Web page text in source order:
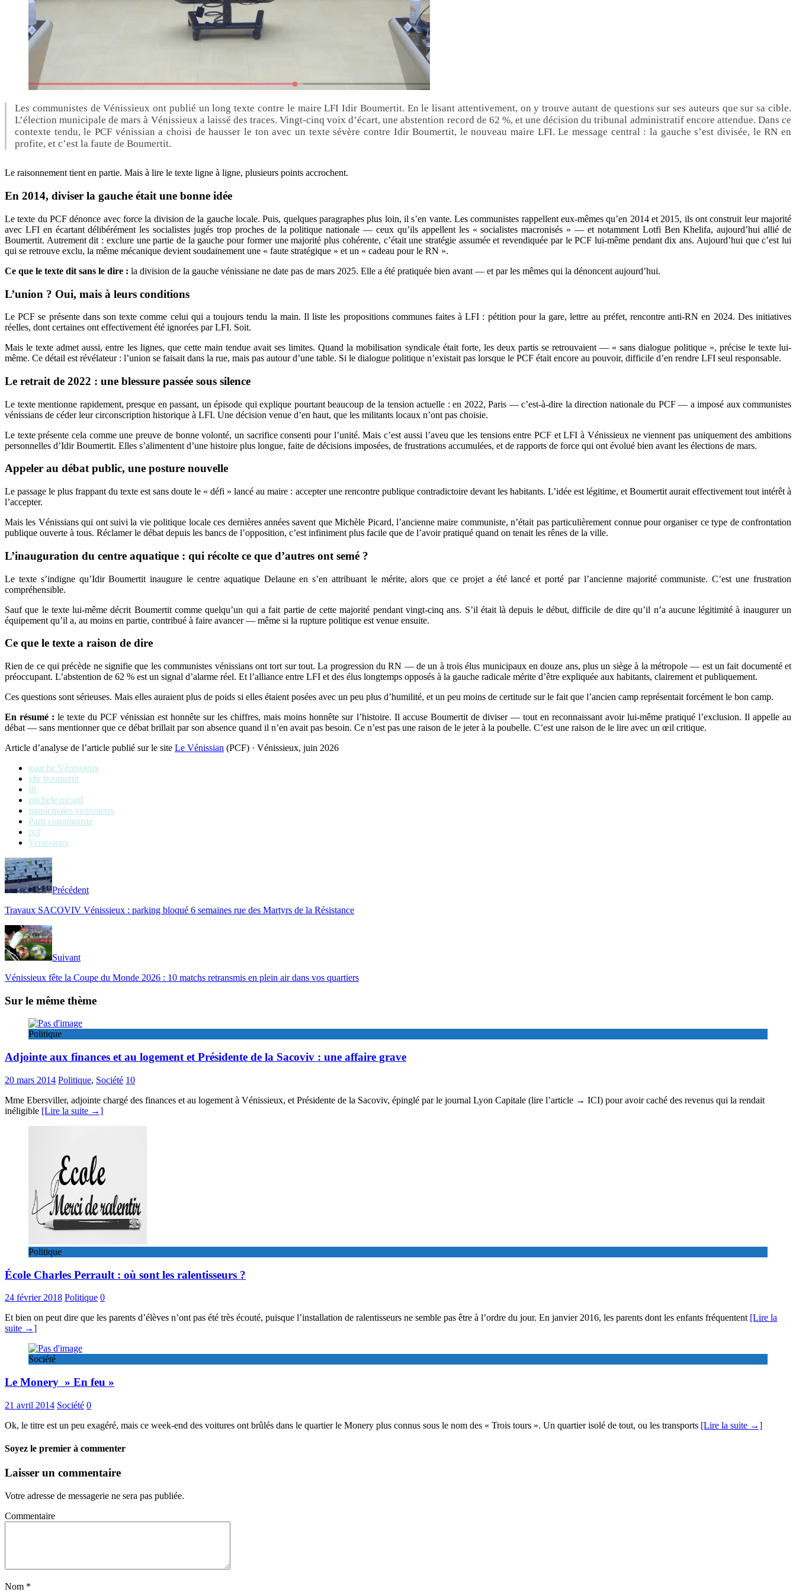
Les communistes de Vénissieux ont publié un long texte contre le maire LFI Idir Boumertit. En le lisant attentivement, on y trouve autant de questions sur ses auteurs que sur sa cible.
L’élection municipale de mars à Vénissieux a laissé des traces. Vingt-cinq voix d’écart, une abstention record de 62 %, et une décision du tribunal administratif encore attendue. Dans ce
contexte tendu, le PCF vénissian a choisi de hausser le ton avec un texte sévère contre Idir Boumertit, le nouveau maire LFI. Le message central : la gauche s’est divisée, le RN en
profite, et c’est la faute de Boumertit.
Le raisonnement tient en partie. Mais à lire le texte ligne à ligne, plusieurs points accrochent.
En 2014, diviser la gauche était une bonne idée
Le texte du PCF dénonce avec force la division de la gauche locale. Puis, quelques paragraphes plus loin, il s’en vante. Les communistes rappellent eux-mêmes qu’en 2014 et 2015, ils ont construit leur majorité
avec LFI en écartant délibérément les socialistes jugés trop proches de la politique nationale — ceux qu’ils appellent les « socialistes macronisés » — et notamment Lotfi Ben Khelifa, aujourd’hui allié de
Boumertit. Autrement dit : exclure une partie de la gauche pour former une majorité plus cohérente, c’était une stratégie assumée et revendiquée par le PCF lui-même pendant dix ans. Aujourd’hui que c’est lui
qui se retrouve exclu, la même mécanique devient soudainement une « faute stratégique » et un « cadeau pour le RN ».
Ce que le texte dit sans le dire : la division de la gauche vénissiane ne date pas de mars 2025. Elle a été pratiquée bien avant — et par les mêmes qui la dénoncent aujourd’hui.
L’union ? Oui, mais à leurs conditions
Le PCF se présente dans son texte comme celui qui a toujours tendu la main. Il liste les propositions communes faites à LFI : pétition pour la gare, lettre au préfet, rencontre anti-RN en 2024. Des initiatives
réelles, dont certaines ont effectivement été ignorées par LFI. Soit.
Mais le texte admet aussi, entre les lignes, que cette main tendue avait ses limites. Quand la mobilisation syndicale était forte, les deux partis se retrouvaient — « sans dialogue politique », précise le texte lui-
même. Ce détail est révélateur : l’union se faisait dans la rue, mais pas autour d’une table. Si le dialogue politique n’existait pas lorsque le PCF était encore au pouvoir, difficile d’en rendre LFI seul responsable.
Le retrait de 2022 : une blessure passée sous silence
Le texte mentionne rapidement, presque en passant, un épisode qui explique pourtant beaucoup de la tension actuelle : en 2022, Paris — c’est-à-dire la direction nationale du PCF — a imposé aux communistes
vénissians de céder leur circonscription historique à LFI. Une décision venue d’en haut, que les militants locaux n’ont pas choisie.
Le texte présente cela comme une preuve de bonne volonté, un sacrifice consenti pour l’unité. Mais c’est aussi l’aveu que les tensions entre PCF et LFI à Vénissieux ne viennent pas uniquement des ambitions
personnelles d’Idir Boumertit. Elles s’alimentent d’une histoire plus longue, faite de décisions imposées, de frustrations accumulées, et de rapports de force qui ont évolué bien avant les élections de mars.
Appeler au débat public, une posture nouvelle
Le passage le plus frappant du texte est sans doute le « défi » lancé au maire : accepter une rencontre publique contradictoire devant les habitants. L’idée est légitime, et Boumertit aurait effectivement tout intérêt à
l’accepter.
Mais les Vénissians qui ont suivi la vie politique locale ces dernières années savent que Michèle Picard, l’ancienne maire communiste, n’était pas particulièrement connue pour organiser ce type de confrontation
publique ouverte à tous. Réclamer le débat depuis les bancs de l’opposition, c’est infiniment plus facile que de l’avoir pratiqué quand on tenait les rênes de la ville.
L’inauguration du centre aquatique : qui récolte ce que d’autres ont semé ?
Le texte s’indigne qu’Idir Boumertit inaugure le centre aquatique Delaune en s’en attribuant le mérite, alors que ce projet a été lancé et porté par l’ancienne majorité communiste. C’est une frustration
compréhensible.
Sauf que le texte lui-même décrit Boumertit comme quelqu’un qui a fait partie de cette majorité pendant vingt-cinq ans. S’il était là depuis le début, difficile de dire qu’il n’a aucune légitimité à inaugurer un
équipement qu’il a, au moins en partie, contribué à faire avancer — même si la rupture politique est venue ensuite.
Ce que le texte a raison de dire
Rien de ce qui précède ne signifie que les communistes vénissians ont tort sur tout. La progression du RN — de un à trois élus municipaux en douze ans, plus un siège à la métropole — est un fait documenté et
préoccupant. L’abstention de 62 % est un signal d’alarme réel. Et l’alliance entre LFI et des élus longtemps opposés à la gauche radicale mérite d’être expliquée aux habitants, clairement et publiquement.
Ces questions sont sérieuses. Mais elles auraient plus de poids si elles étaient posées avec un peu plus d’humilité, et un peu moins de certitude sur le fait que l’ancien camp représentait forcément le bon camp.
En résumé : le texte du PCF vénissian est honnête sur les chiffres, mais moins honnête sur l’histoire. Il accuse Boumertit de diviser — tout en reconnaissant avoir lui-même pratiqué l’exclusion. Il appelle au
débat — sans mentionner que ce débat brillait par son absence quand il n’en avait pas besoin. Ce n’est pas une raison de le jeter à la poubelle. C’est une raison de le lire avec un œil critique.
Article d’analyse de l’article publié sur le site Le Vénissian (PCF) · Vénissieux, juin 2026
gauche Vénissieux
idir boumertit
lfi
michele picard
municipales venissieux
Parti communiste
pcf
Venissieux
Précédent
Travaux SACOVIV Vénissieux : parking bloqué 6 semaines rue des Martyrs de la Résistance
Suivant
Vénissieux fête la Coupe du Monde 2026 : 10 matchs retransmis en plein air dans vos quartiers
Sur le même thème
Politique
Adjointe aux finances et au logement et Présidente de la Sacoviv : une affaire grave
20 mars 2014 Politique, Société 10
Mme Ebersviller, adjointe chargé des finances et au logement à Vénissieux, et Présidente de la Sacoviv, épinglé par le journal Lyon Capitale (lire l’article → ICI) pour avoir caché des revenus qui la rendait
inéligible [Lire la suite →]
Politique
École Charles Perrault : où sont les ralentisseurs ?
24 février 2018 Politique 0
Et bien on peut dire que les parents d’élèves n’ont pas été très écouté, puisque l’installation de ralentisseurs ne semble pas être à l’ordre du jour. En janvier 2016, les parents dont les enfants fréquentent [Lire la
suite →]
Société
Le Monery » En feu »
21 avril 2014 Société 0
Ok, le titre est un peu exagéré, mais ce week-end des voitures ont brûlés dans le quartier le Monery plus connus sous le nom des « Trois tours ». Un quartier isolé de tout, ou les transports [Lire la suite →]
Soyez le premier à commenter
Laisser un commentaire
Votre adresse de messagerie ne sera pas publiée.
Commentaire
Nom *